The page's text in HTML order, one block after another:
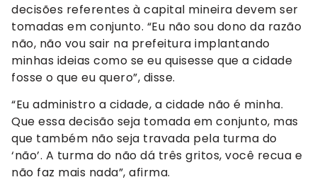
decisões referentes à capital mineira devem ser
tomadas em conjunto. “Eu não sou dono da razão
não, não vou sair na prefeitura implantando
minhas ideias como se eu quisesse que a cidade
fosse o que eu quero”, disse.
“Eu administro a cidade, a cidade não é minha.
Que essa decisão seja tomada em conjunto, mas
que também não seja travada pela turma do
‘não’. A turma do não dá três gritos, você recua e
não faz mais nada”, afirma.